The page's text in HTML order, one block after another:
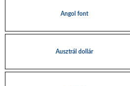
Angol font
Ausztrál dollár